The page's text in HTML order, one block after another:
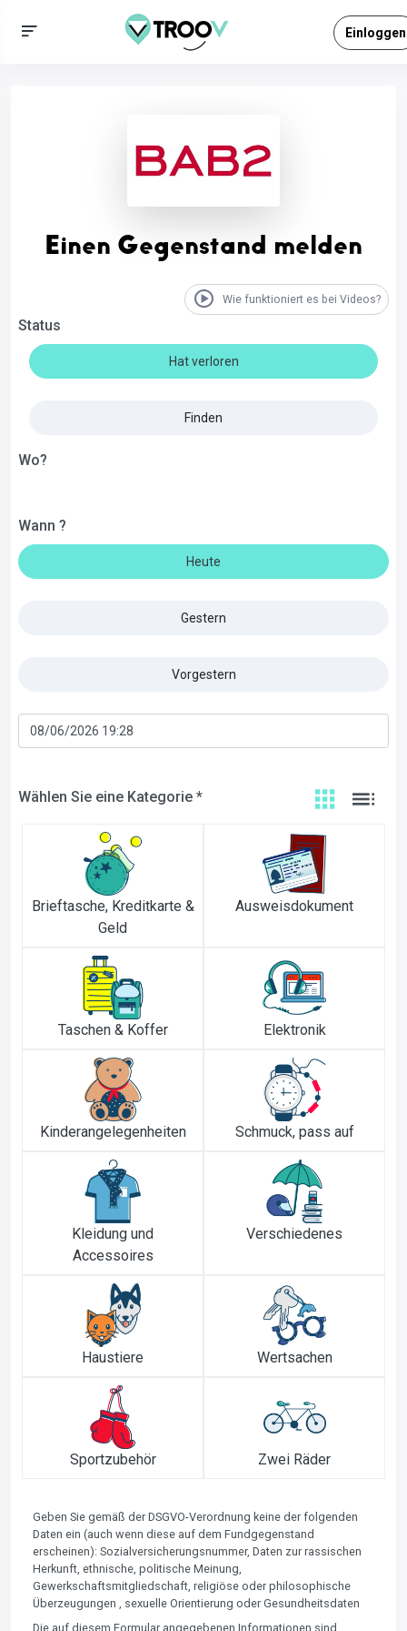
Einloggen
Einen Gegenstand melden
Wie funktioniert es bei Videos?
Status
Hat verloren
Finden
Wo?
Wann ?
Heute
Gestern
Vorgestern
Wählen Sie eine Kategorie *
Brieftasche, Kreditkarte &
Geld
Ausweisdokument
Taschen & Koffer Elektronik
Kinderangelegenheiten Schmuck, pass auf
Kleidung und
Accessoires
Verschiedenes
Haustiere Wertsachen
Sportzubehör Zwei Räder
Geben Sie gemäß der DSGVO-Verordnung keine der folgenden
Daten ein (auch wenn diese auf dem Fundgegenstand
erscheinen): Sozialversicherungsnummer, Daten zur rassischen
Herkunft, ethnische, politische Meinung,
Gewerkschaftsmitgliedschaft, religiöse oder philosophische
Überzeugungen , sexuelle Orientierung oder Gesundheitsdaten
Die auf diesem Formular angegebenen Informationen sind